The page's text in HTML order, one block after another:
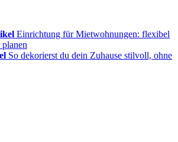
Einrichtung für Mietwohnungen: flexibel
So dekorierst du dein Zuhause stilvoll, ohne